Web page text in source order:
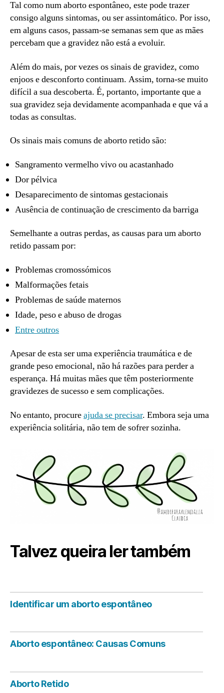
Tal como num aborto espontâneo, este pode trazer
consigo alguns sintomas, ou ser assintomático. Por isso,
em alguns casos, passam-se semanas sem que as mães
percebam que a gravidez não está a evoluir.
Além do mais, por vezes os sinais de gravidez, como
enjoos e desconforto continuam. Assim, torna-se muito
difícil a sua descoberta. É, portanto, importante que a
sua gravidez seja devidamente acompanhada e que vá a
todas as consultas.
Os sinais mais comuns de aborto retido são:
Sangramento vermelho vivo ou acastanhado
Dor pélvica
Desaparecimento de sintomas gestacionais
Ausência de continuação de crescimento da barriga
Semelhante a outras perdas, as causas para um aborto
retido passam por:
Problemas cromossómicos
Malformações fetais
Problemas de saúde maternos
Idade, peso e abuso de drogas
Entre outros
Apesar de esta ser uma experiência traumática e de
grande peso emocional, não há razões para perder a
esperança. Há muitas mães que têm posteriormente
gravidezes de sucesso e sem complicações.
No entanto, procureajuda se precisar. Embora seja uma
experiência solitária, não tem de sofrer sozinha.
Talvez queira ler também
Identificar um aborto espontâneo
Aborto espontâneo: Causas Comuns
Aborto Retido